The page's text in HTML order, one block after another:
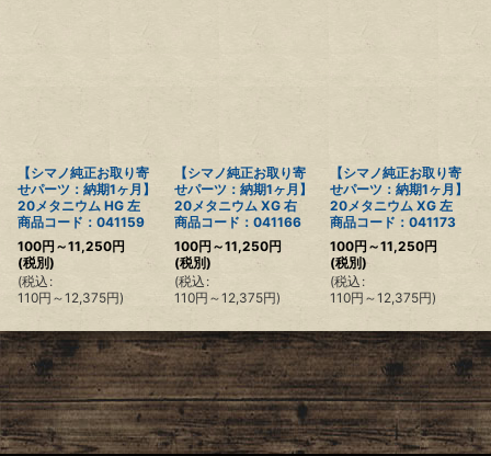
【シマノ純正お取り寄
せパーツ：納期1ヶ月】
20メタニウム HG 左
商品コード：041159
100円 ～11,250円
(税別)
(税込 :
110円 ～12,375円)
【シマノ純正お取り寄
せパーツ：納期1ヶ月】
20メタニウム XG 右
商品コード：041166
100円 ～11,250円
(税別)
(税込 :
110円 ～12,375円)
【シマノ純正お取り寄
せパーツ：納期1ヶ月】
20メタニウム XG 左
商品コード：041173
100円 ～11,250円
(税別)
(税込 :
110円 ～12,375円)